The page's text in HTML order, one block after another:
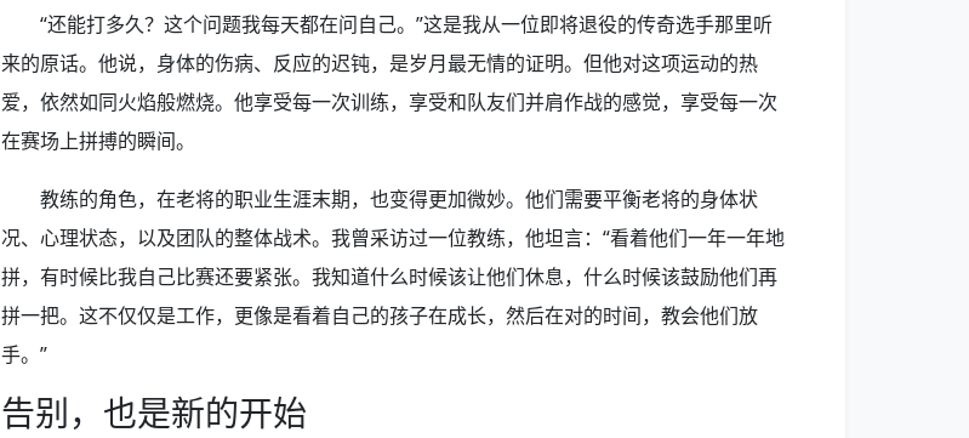
“还能打多久？这个问题我每天都在问自己。”这是我从一位即将退役的传奇选手那里听
来的原话。他说，身体的伤病、反应的迟钝，是岁月最无情的证明。但他对这项运动的热
爱，依然如同火焰般燃烧。他享受每一次训练，享受和队友们并肩作战的感觉，享受每一次
在赛场上拼搏的瞬间。
教练的角色，在老将的职业生涯末期，也变得更加微妙。他们需要平衡老将的身体状
况、心理状态，以及团队的整体战术。我曾采访过一位教练，他坦言：“看着他们一年一年地
拼，有时候比我自己比赛还要紧张。我知道什么时候该让他们休息，什么时候该鼓励他们再
拼一把。这不仅仅是工作，更像是看着自己的孩子在成长，然后在对的时间，教会他们放
手。”
告别，也是新的开始